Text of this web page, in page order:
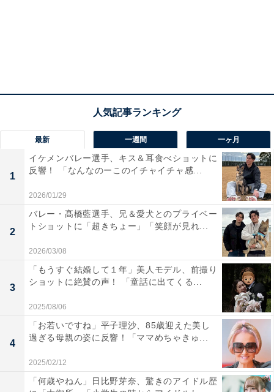
最新 一週間 一ヶ月
1
イケメンバレー選手、キス＆耳食べショットに
反響！ 「なんなのーこのイチャイチャ感...
2026/01/29
2
バレー・髙橋藍選手、兄＆愛犬とのプライベー
トショットに「超きちょー」「笑顔が見れ...
2026/03/08
3
「もうすぐ結婚して１年」美人モデル、前撮り
ショットに絶賛の声！ 「童話に出てくる...
2025/08/06
4
「お若いですね」平子理沙、85歳迎えた美し
過ぎる母親の姿に反響！「ママめちゃきゅ...
2025/02/12
「何歳やねん」日比野芽奈、驚きのアイドル歴